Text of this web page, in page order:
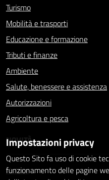
Turismo
Mobilità e trasporti
Educazione e formazione
Tributi e finanze
Ambiente
Salute, benessere e assistenza
Autorizzazioni
Agricoltura e pesca
NOVITÀ
Notizie
Impostazioni privacy
Questo Sito fa uso di cookie
funzionamento delle pagine